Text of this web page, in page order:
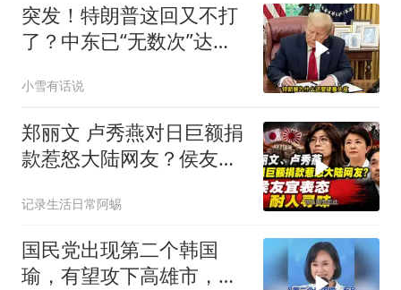
突发！特朗普这回又不打
了？中东已“无数次”达成
小雪有话说
郑丽文 卢秀燕对日巨额捐
款惹怒大陆网友？侯友宜
记录生活日常阿蜴
国民党出现第二个韩国
瑜，有望攻下高雄市，吴